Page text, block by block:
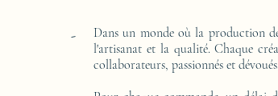
-
Dans un monde où la production
l'artisanat et la qualité. Chaque
collaborateurs, passionnés et